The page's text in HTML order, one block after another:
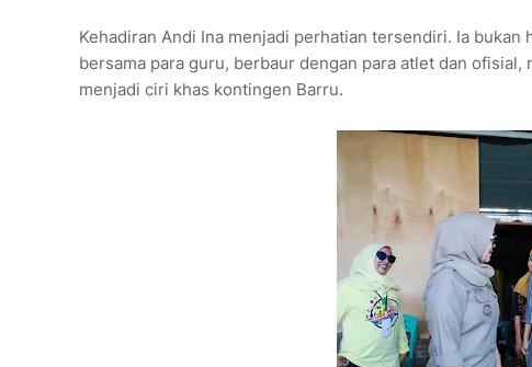
Kehadiran Andi Ina menjadi perhatian tersendiri. Ia
bersama para guru, berbaur dengan para atlet dan
menjadi ciri khas kontingen Barru.